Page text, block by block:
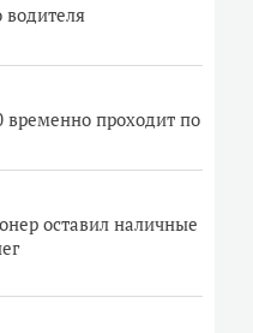
водителя
проходит по
оставил наличные